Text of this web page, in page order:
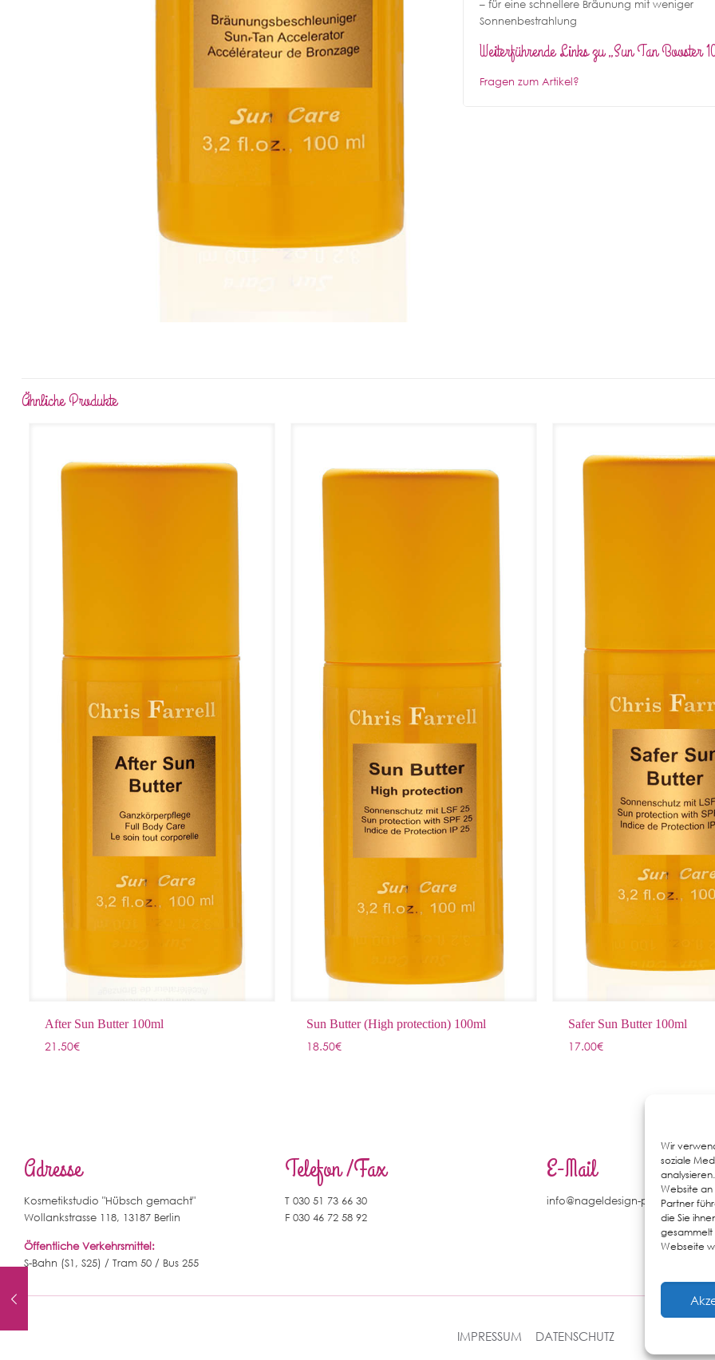
Wir
soziale
Website an
Partner
die Sie
gesammelt
Webseite
– für eine schnellere Bräunung mit weniger
Sonnenbestrahlung
Weiterführende Links zu „Sun Tan Booster
Fragen zum Artikel?
Ähnliche Produkte
After Sun Butter 100ml
21.50€
Sun Butter (High protection) 100ml
18.50€
Safer Sun Butter 100ml
17.00€
Adresse
Kosmetikstudio "Hübsch gemacht"
Wollankstrasse 118, 13187 Berlin
Öffentliche Verkehrsmittel:
S-Bahn (S1, S25) / Tram 50 / Bus 255
Telefon /Fax
T 030 51 73 66 30
F 030 46 72 58 92
E-Mail
info@nageldesign-pankow.de
IMPRESSUM DATENSCHUTZ